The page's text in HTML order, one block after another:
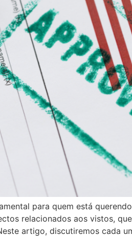
para quem está
relacionados aos vistos,
artigo, discutiremos cada